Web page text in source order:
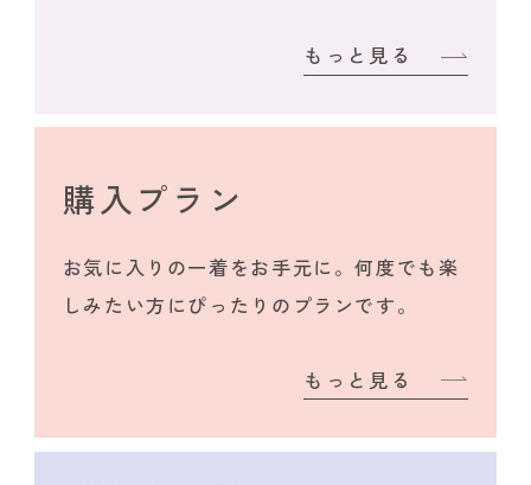
もっと見る
購入プラン
お気に入りの一着をお手元に。何度でも楽
しみたい方にぴったりのプランです。
もっと見る